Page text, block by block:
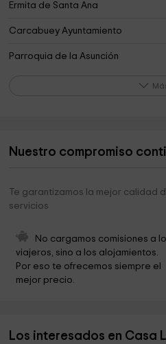
Ermita de Santa Ana
Carcabuey Ayuntamiento
Parroquia de la Asunción
Museo Histórico Municipal de
Iglesia de San Marcos
Rafaela Park
Ermita del Calvario
Complejo Bujío Del Toro
Presa de Jaula
Club de Aeromodelismo
Nuestro compromiso
Te garantizamos la mejor calidad
servicios
No cargamos comisiones a
viajeros, sino a los alojamientos.
Por eso te ofrecemos siempre el
mejor precio.
Los interesados en Casa